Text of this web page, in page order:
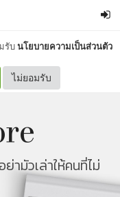
รับนโยบายความเป็นส่วนตัว
ไม่ยอมรับ
ามัวเล่าให้คนที่ไม่